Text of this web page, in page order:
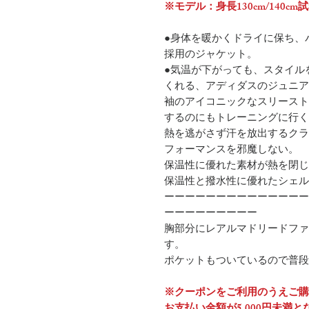
※モデル：身長130cm/140cm
●身体を暖かくドライに保ち
採用のジャケット。
●気温が下がっても、スタイ
くれる、アディダスのジュニ
袖のアイコニックなスリース
するのにもトレーニングに行
熱を逃がさず汗を放出するク
フォーマンスを邪魔しない。
保温性に優れた素材が熱を閉
保温性と撥水性に優れたシェ
ーーーーーーーーーーーーー
ーーーーーーーーー
胸部分にレアルマドリードフ
す。
ポケットもついているので普
※クーポンをご利用のうえご